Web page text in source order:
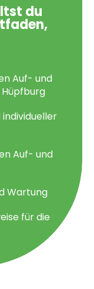
du
Auf- und
individueller
Auf- und
Wartung
für die